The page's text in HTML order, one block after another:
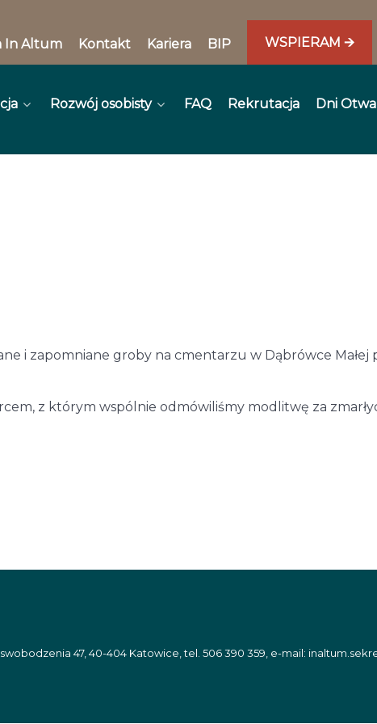
In Altum Kontakt Kariera BIP WSPIERAM 🡪
Rozwój osobisty FAQ Rekrutacja Dni
i zapomniane groby na cmentarzu w Dąbrówce Małej
z którym wspólnie odmówiliśmy modlitwę za
47, 40-404 Katowice, tel. 506 390 359, e-mail: